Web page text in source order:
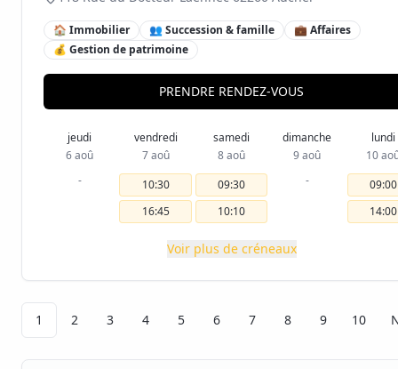
🏠 Immobilier 👥 Succession & famille
💼 Affaires
💰 Gestion de patrimoine
PRENDRE RENDEZ-VOUS
jeudi
6 aoû
-
vendredi
7 aoû
10:30
16:45
samedi
8 aoû
09:30
10:10
dimanche
9 aoû
-
lundi
10
09:00
14:00
Voir plus de créneaux
1 2 3 4 5 6 7 8 9 10